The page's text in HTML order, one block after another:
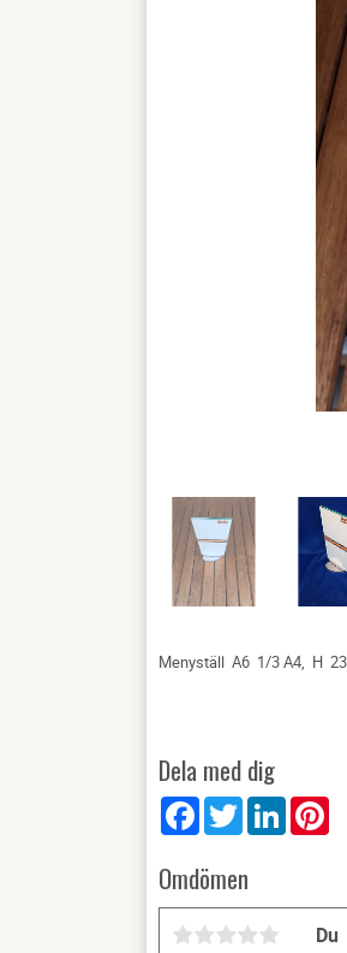
Menyställ A6 1/3 A4, H
Dela med dig
FacebookTwitter LinkedIn
Omdömen
Du